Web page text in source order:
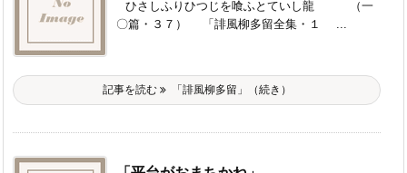
ひさしふりひつじを喰ふとていし龍 （一
〇篇・３７） 「誹風柳多留全集・１ ...
記事を読む 「誹風柳多留」（続き）